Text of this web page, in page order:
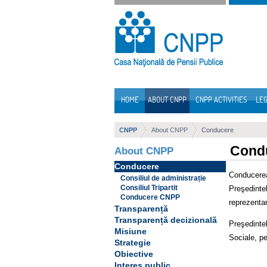
Skip to Content
HOME ABOUT CNPP CNPP ACTIVITIES
CNPP About CNPP Conducere
About CNPP
Conducere
Consiliul de administrație
Consiliul Tripartit
Conducere CNPP
Transparență
Transparență decizională
Misiune
Strategie
Obiective
Sociale,